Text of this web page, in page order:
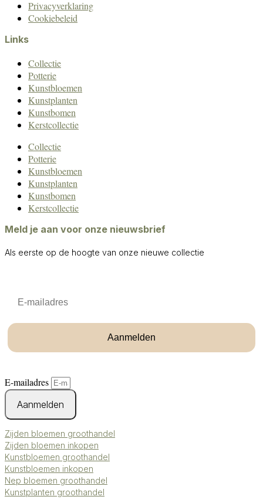
Privacyverklaring
Cookiebeleid
Links
Collectie
Potterie
Kunstbloemen
Kunstplanten
Kunstbomen
Kerstcollectie
Collectie
Potterie
Kunstbloemen
Kunstplanten
Kunstbomen
Kerstcollectie
Meld je aan voor onze nieuwsbrief
Als eerste op de hoogte van onze nieuwe collectie
Aanmelden
E-mailadres
Aanmelden
Zijden bloemen groothandel
Zijden bloemen inkopen
Kunstbloemen groothandel
Kunstbloemen inkopen
Nep bloemen groothandel
Kunstplanten groothandel